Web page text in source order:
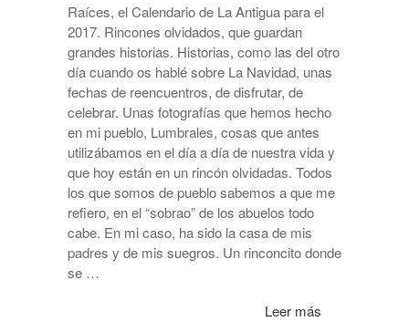
Raíces, el Calendario de La Antigua para el
2017. Rincones olvidados, que guardan
grandes historias. Historias, como las del otro
día cuando os hablé sobre La Navidad, unas
fechas de reencuentros, de disfrutar, de
celebrar. Unas fotografías que hemos hecho
en mi pueblo, Lumbrales, cosas que antes
utilizábamos en el día a día de nuestra vida y
que hoy están en un rincón olvidadas. Todos
los que somos de pueblo sabemos a que me
refiero, en el “sobrao” de los abuelos todo
cabe. En mi caso, ha sido la casa de mis
padres y de mis suegros. Un rinconcito donde
se …
Leer más